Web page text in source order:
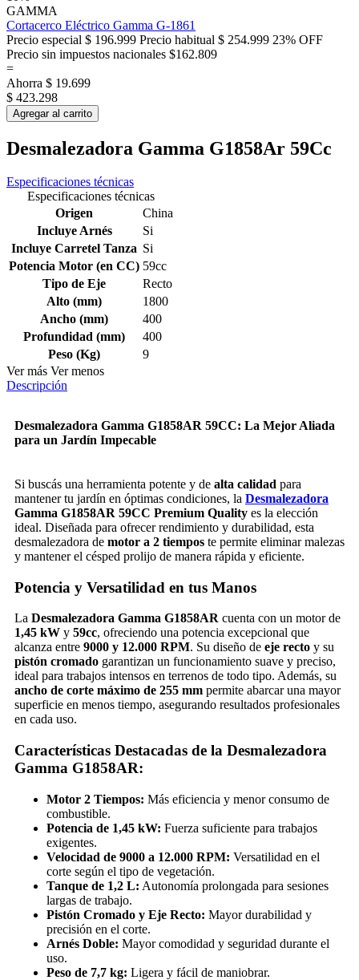
GAMMA
Cortacerco Eléctrico Gamma G-1861
Precio especial $ 196.999 Precio habitual $ 254.999 23% OFF
Precio sin impuestos nacionales $162.809
=
Ahorra $ 19.699
$ 423.298
Agregar al carrito
Desmalezadora Gamma G1858Ar 59Cc
Especificaciones técnicas
Especificaciones técnicas
Origen
China
Incluye Arnés
Si
Incluye Carretel Tanza Si
Potencia Motor (en CC) 59cc
Tipo de Eje
Recto
Alto (mm)
1800
Ancho (mm)
400
Profundidad (mm)
400
Peso (Kg)
9
Ver más Ver menos
Descripción
Desmalezadora Gamma G1858AR 59CC: La Mejor Aliada
para un Jardín Impecable
Si buscás una herramienta potente y de alta calidad para
mantener tu jardín en óptimas condiciones, la Desmalezadora
Gamma G1858AR 59CC Premium Quality es la elección
ideal. Diseñada para ofrecer rendimiento y durabilidad, esta
desmalezadora de motor a 2 tiempos te permite eliminar malezas
y mantener el césped prolijo de manera rápida y eficiente.
Potencia y Versatilidad en tus Manos
La Desmalezadora Gamma G1858AR cuenta con un motor de
1,45 kW y 59cc, ofreciendo una potencia excepcional que
alcanza entre 9000 y 12.000 RPM. Su diseño de eje recto y su
pistón cromado garantizan un funcionamiento suave y preciso,
ideal para trabajos intensos en terrenos de todo tipo. Además, su
ancho de corte máximo de 255 mm permite abarcar una mayor
superficie en menos tiempo, asegurando resultados profesionales
en cada uso.
Características Destacadas de la Desmalezadora
Gamma G1858AR:
Motor 2 Tiempos: Más eficiencia y menor consumo de
combustible.
Potencia de 1,45 kW: Fuerza suficiente para trabajos
exigentes.
Velocidad de 9000 a 12.000 RPM: Versatilidad en el
corte según el tipo de vegetación.
Tanque de 1,2 L: Autonomía prolongada para sesiones
largas de trabajo.
Pistón Cromado y Eje Recto: Mayor durabilidad y
precisión en el corte.
Arnés Doble: Mayor comodidad y seguridad durante el
uso.
Peso de 7,7 kg: Ligera y fácil de maniobrar.